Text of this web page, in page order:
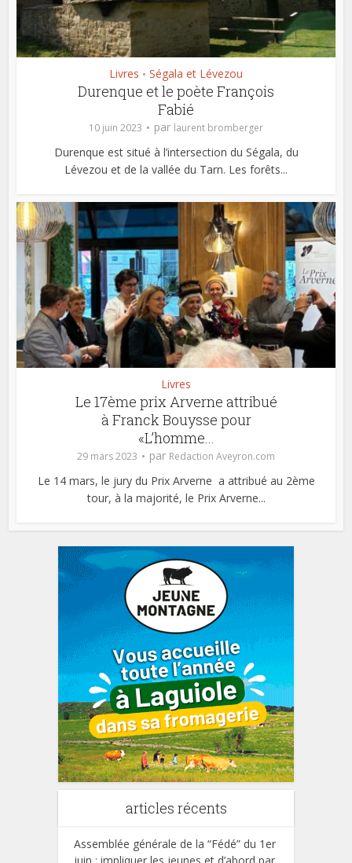
Livres • Ségala et Lévezou
Durenque et le poète François
Fabié
10 juin 2023 par laurent bromberger
Durenque est situé à l’intersection du Ségala, du
Lévezou et de la vallée du Tarn. Les forêts...
Livres
Le 17ème prix Arverne attribué
à Franck Bouysse pour
«L’homme...
29 mars 2023 par Redaction Aveyron.com
Le 14 mars, le jury du Prix Arverne a attribué au 2ème
tour, à la majorité, le Prix Arverne...
articles récents
Assemblée générale de la “Fédé” du 1er